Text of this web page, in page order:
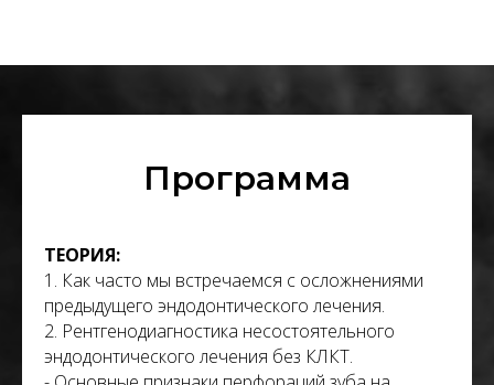
Программа
ТЕОРИЯ:
1. Как часто мы встречаемся с осложнениями
предыдущего эндодонтического лечения.
2. Рентгенодиагностика несостоятельного
эндодонтического лечения без КЛКТ.